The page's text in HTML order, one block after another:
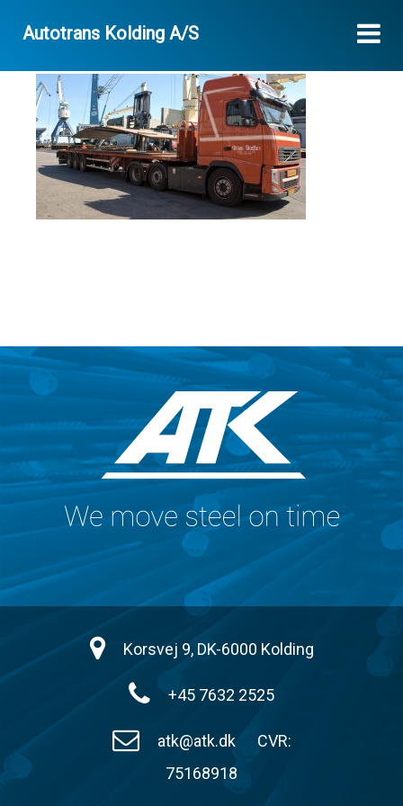
Autotrans Kolding A/S
Korsvej 9, DK-6000 Kolding
+45 7632 2525
atk@atk.dk
CVR:
75168918